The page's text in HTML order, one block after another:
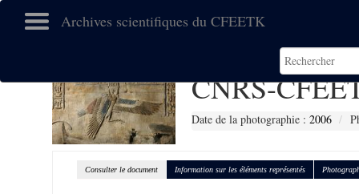
Archives scientifiques du CFEETK
CNRS-
Date de la photographie : 2006
Consulter le document Information sur les éléments représentés